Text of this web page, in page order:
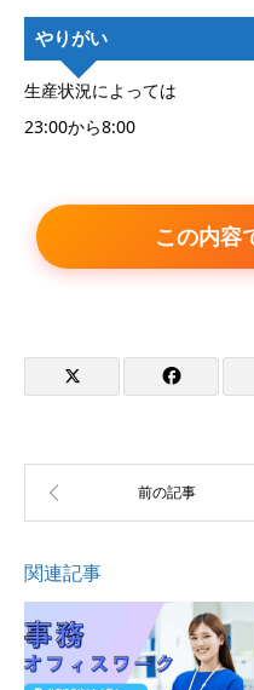
やりがい
生産状況によっては
23:00から8:00
この内容
関連記事